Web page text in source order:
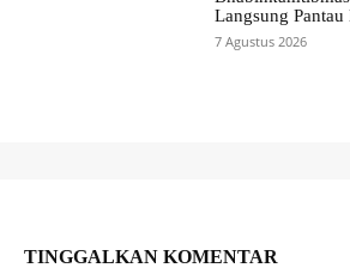
Langsung Pantau
7 Agustus 2026
TINGGALKAN KOMENTAR